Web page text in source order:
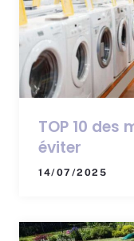
TOP 10 des
éviter
14/07/2025